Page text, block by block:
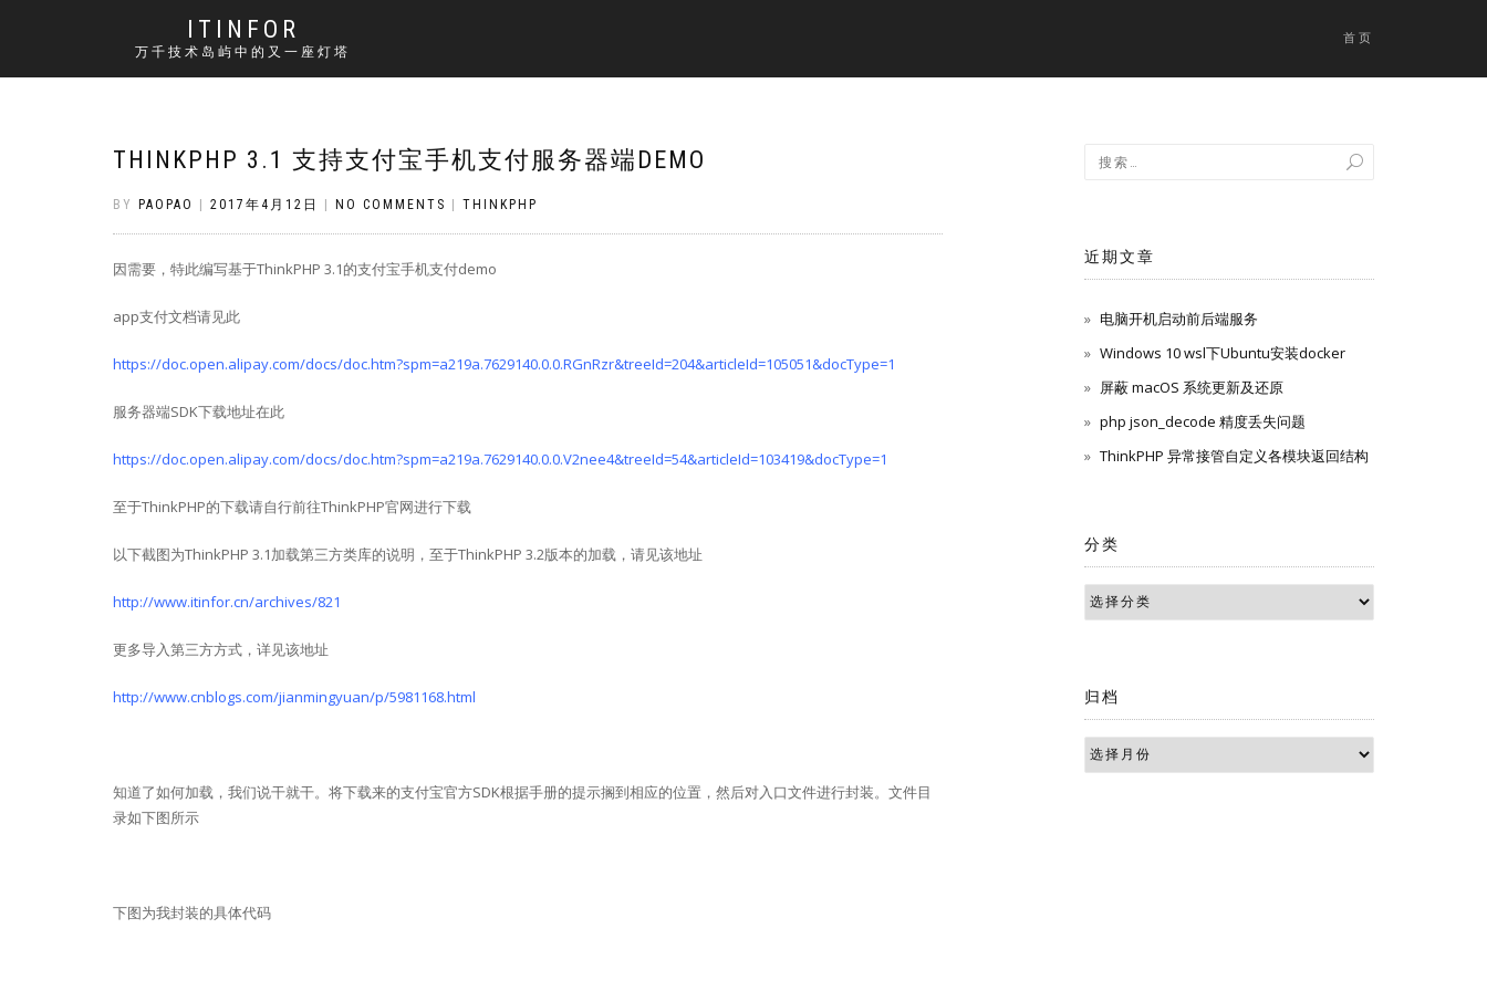
ITINFOR
万千技术岛屿中的又一座灯塔
首页
THINKPHP 3.1 支持支付宝手机支付服务器端DEMO
BY PAOPAO 2017年4月12日 NO COMMENTS THINKPHP
因需要，特此编写基于ThinkPHP 3.1的支付宝手机支付demo
app支付文档请见此
https://doc.open.alipay.com/docs/doc.htm?spm=a219a.7629140.0.0.RGnRzr&treeId=204&articleId=105051&docType=1
服务器端SDK下载地址在此
https://doc.open.alipay.com/docs/doc.htm?spm=a219a.7629140.0.0.V2nee4&treeId=54&articleId=103419&docType=1
至于ThinkPHP的下载请自行前往ThinkPHP官网进行下载
以下截图为ThinkPHP 3.1加载第三方类库的说明，至于ThinkPHP 3.2版本的加载，请见该地址
http://www.itinfor.cn/archives/821
更多导入第三方方式，详见该地址
http://www.cnblogs.com/jianmingyuan/p/5981168.html
知道了如何加载，我们说干就干。将下载来的支付宝官方SDK根据手册的提示搁到相应的位置，然后对入口文件进行封装。文件目
录如下图所示
下图为我封装的具体代码
近期文章
电脑开机启动前后端服务
Windows 10 wsl下Ubuntu安装docker
屏蔽 macOS 系统更新及还原
php json_decode 精度丢失问题
ThinkPHP 异常接管自定义各模块返回结构
分类
归档